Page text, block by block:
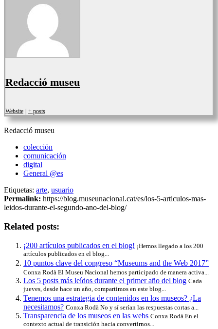
Redacció museu
Website + posts
Redacció museu
colección
comunicación
digital
General @es
Etiquetas: arte, usuario
Permalink: https://blog.museunacional.cat/es/los-5-articulos-mas-
leidos-durante-el-segundo-ano-del-blog/
Related posts:
¡200 artículos publicados en el blog! ¡Hemos llegado a los 200
artículos publicados en el blog...
10 puntos clave del congreso “Museums and the Web 2017”
Conxa Rodà El Museu Nacional hemos participado de manera activa...
Los 5 posts más leídos durante el primer año del blog Cada
jueves, desde hace un año, compartimos en este blog...
Tenemos una estrategia de contenidos en los museos? ¿La
necesitamos? Conxa Rodà No y sí serían las respuestas cortas a...
Transparencia de los museos en las webs Conxa Rodà En el
contexto actual de transición hacia convertirnos...